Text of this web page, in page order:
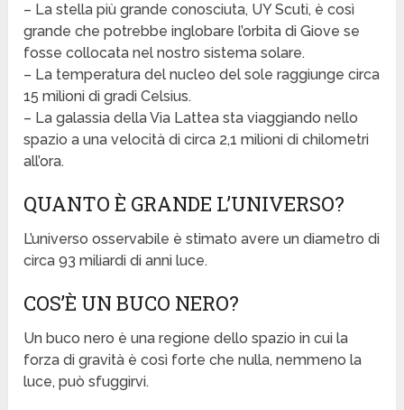
– La stella più grande conosciuta, UY Scuti, è così
grande che potrebbe inglobare l’orbita di Giove se
fosse collocata nel nostro sistema solare.
– La temperatura del nucleo del sole raggiunge circa
15 milioni di gradi Celsius.
– La galassia della Via Lattea sta viaggiando nello
spazio a una velocità di circa 2,1 milioni di chilometri
all’ora.
QUANTO È GRANDE L’UNIVERSO?
L’universo osservabile è stimato avere un diametro di
circa 93 miliardi di anni luce.
COS’È UN BUCO NERO?
Un buco nero è una regione dello spazio in cui la
forza di gravità è così forte che nulla, nemmeno la
luce, può sfuggirvi.